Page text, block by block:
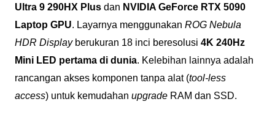
Ultra 9 290HX Plusdan NVIDIA GeForce RTX 5090
Laptop GPU. Layarnya menggunakan ROG Nebula
HDR Displayberukuran 18 inci beresolusi 4K 240Hz
Mini LED pertama di dunia. Kelebihan lainnya adalah
rancangan akses komponen tanpa alat (tool-less
access) untuk kemudahan upgradeRAM dan SSD.